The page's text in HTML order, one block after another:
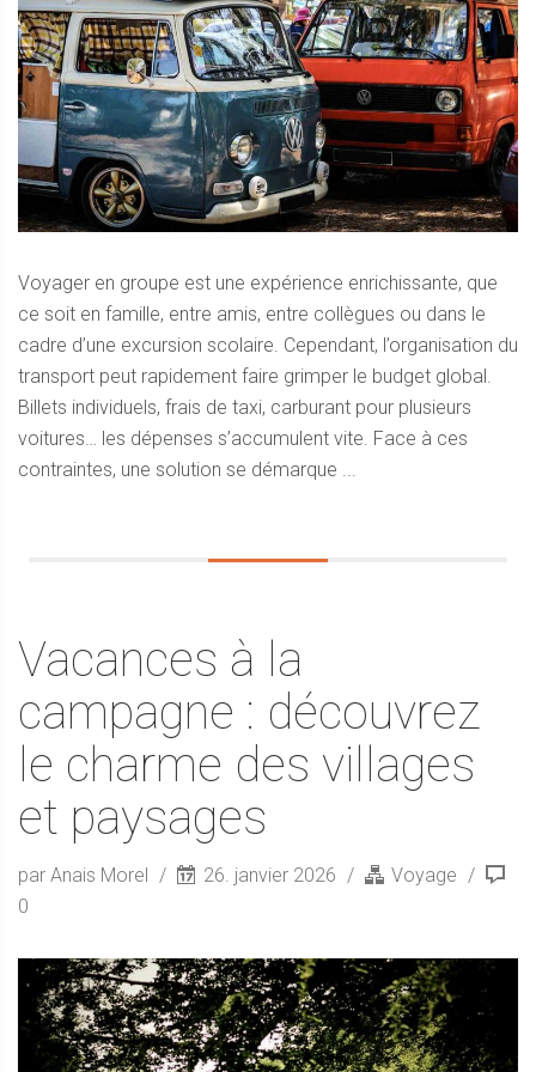
Voyager en groupe est une expérience enrichissante, que
ce soit en famille, entre amis, entre collègues ou dans le
cadre d’une excursion scolaire. Cependant, l’organisation du
transport peut rapidement faire grimper le budget global.
Billets individuels, frais de taxi, carburant pour plusieurs
voitures… les dépenses s’accumulent vite. Face à ces
contraintes, une solution se démarque ...
Vacances à la
campagne : découvrez
le charme des villages
et paysages
par Anais Morel 26. janvier 2026
Voyage
0